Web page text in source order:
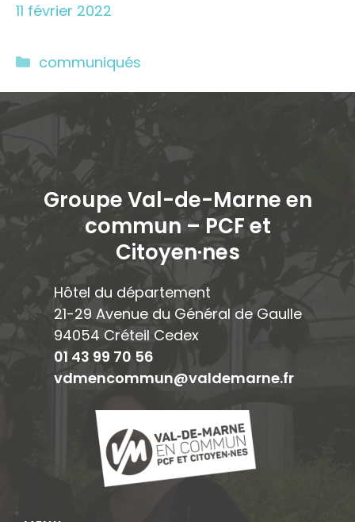
11 février 2022
Catégories
communiqués
Groupe Val-de-Marne en
commun – PCF et
Citoyen·nes
Hôtel du département
21-29 Avenue du Général de Gaulle
94054 Créteil Cedex
01 43 99 70 56
vdmencommun@valdemarne.fr